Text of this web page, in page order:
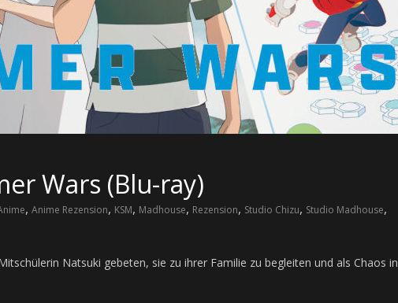
Wars (Blu-ray)
, Anime Rezension, KSM, Madhouse, Rezension, Studio Chizu, Studio Madhouse,
Natsuki gebeten, sie zu ihrer Familie zu begleiten und als Chaos in